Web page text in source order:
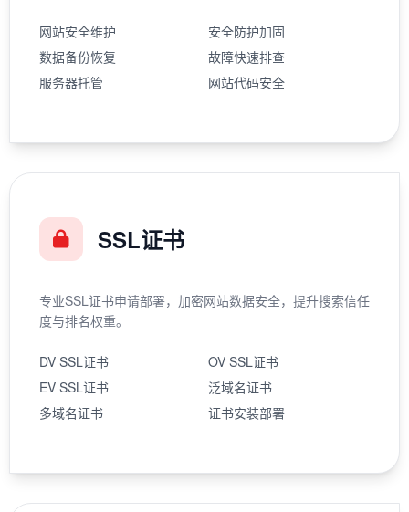
网站安全维护
安全防护加固
数据备份恢复
故障快速排查
服务器托管
网站代码安全
SSL证书
专业SSL证书申请部署，加密网站数据安全，提升搜索信任
度与排名权重。
DV SSL证书
OV SSL证书
EV SSL证书
泛域名证书
多域名证书
证书安装部署